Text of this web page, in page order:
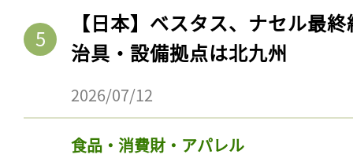
【日本】ベスタス、ナセル最
治具・設備拠点は北九州
2026/07/12
食品・消費財・アパレル
記事をお気に入りに
ログインが必